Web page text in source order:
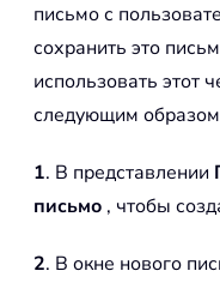
письмо с
сохранить это
использовать этот
следующим
1. В представлении
письмо , чтобы
2. В окне нового